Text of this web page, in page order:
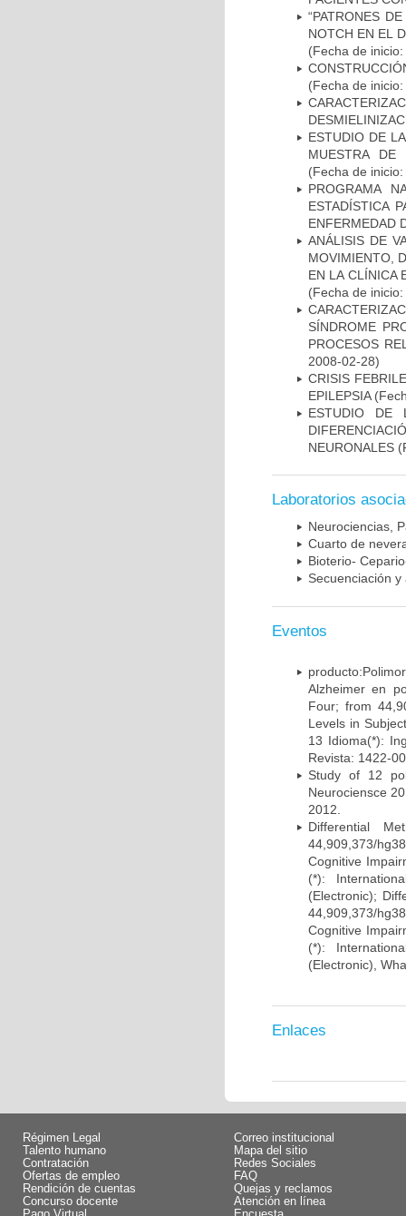
“PATRONES
NOTCH EN EL
(Fecha de
(Fecha de
ESTUDIO DE
MUESTRA DE
(Fecha de
PROGRAMA
ESTADÍSTICA
ENFERMEDAD
ANÁLISIS DE
MOVIMIENTO,
EN LA CLÍNICA
(Fecha de
SÍNDROME
PROCESOS
2008-02-28)
CRISIS
EPILEPSIA
ESTUDIO DE
NEURONALES
Laboratorios
Neurociencias,
Cuarto de
Bioterio-
Secuenciación
Eventos
Alzheimer en
Four; from
Levels in
13 Idioma(*):
Revista: 1422-
Study of 12
Neurociensce
2012.
Differential
44,909,373/
Cognitive
(*):
(Electronic);
44,909,373/
Cognitive
(*):
(Electronic),
Enlaces
Régimen Legal
Talento humano
Contratación
Ofertas de empleo
Rendición de cuentas
Concurso docente
Correo institucional
Mapa del sitio
Redes Sociales
FAQ
Quejas y reclamos
Atención en línea